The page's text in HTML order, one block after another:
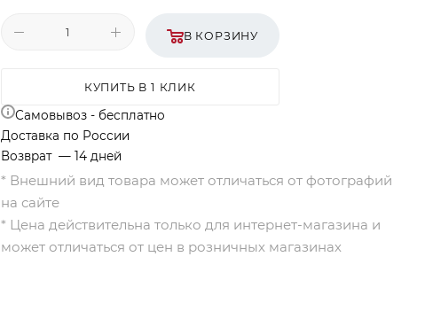
В КОРЗИНУ
КУПИТЬ В 1 КЛИК
Самовывоз - бесплатно
Доставка по России
Возврат — 14 дней
* Внешний вид товара может отличаться от фотографий
на сайте
* Цена действительна только для интернет-магазина и
может отличаться от цен в розничных магазинах